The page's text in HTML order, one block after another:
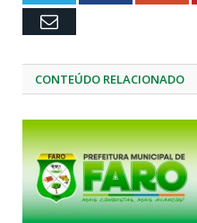
Email
CONTEÚDO RELACIONADO